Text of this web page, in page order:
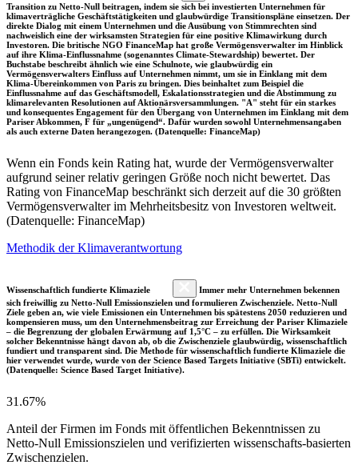
Transition zu Netto-Null beitragen, indem sie sich bei investierten Unternehmen für
klimaverträgliche Geschäftstätigkeiten und glaubwürdige Transitionspläne einsetzen. Der
direkte Dialog mit einem Unternehmen und die Ausübung von Stimmrechten sind
nachweislich eine der wirksamsten Strategien für eine positive Klimawirkung durch
Investoren. Die britische NGO FinanceMap hat große Vermögensverwalter im Hinblick
auf ihre Klima-Einflussnahme (sogenanntes Climate-Stewardship) bewertet. Der
Buchstabe beschreibt ähnlich wie eine Schulnote, wie glaubwürdig ein
Vermögensverwalters Einfluss auf Unternehmen nimmt, um sie in Einklang mit dem
Klima-Übereinkommen von Paris zu bringen. Dies beinhaltet zum Beispiel die
Einflussnahme auf das Geschäftsmodell, Eskalationsstrategien und die Abstimmung zu
klimarelevanten Resolutionen auf Aktionärsversammlungen. "A" steht für ein starkes
und konsequentes Engagement für den Übergang von Unternehmen im Einklang mit dem
Pariser Abkommen, F für „ungenügend“. Dafür wurden sowohl Unternehmensangaben
als auch externe Daten herangezogen. (Datenquelle: FinanceMap)
Wenn ein Fonds kein Rating hat, wurde der Vermögensverwalter
aufgrund seiner relativ geringen Größe noch nicht bewertet. Das
Rating von FinanceMap beschränkt sich derzeit auf die 30 größten
Vermögensverwalter im Mehrheitsbesitz von Investoren weltweit.
(Datenquelle: FinanceMap)
Methodik der Klimaverantwortung
Wissenschaftlich fundierte Klimaziele
Immer mehr Unternehmen bekennen
sich freiwillig zu Netto-Null Emissionszielen und formulieren Zwischenziele. Netto-Null
Ziele geben an, wie viele Emissionen ein Unternehmen bis spätestens 2050 reduzieren und
kompensieren muss, um den Unternehmensbeitrag zur Erreichung der Pariser Klimaziele
– die Begrenzung der globalen Erwärmung auf 1,5°C – zu erfüllen. Die Wirksamkeit
solcher Bekenntnisse hängt davon ab, ob die Zwischenziele glaubwürdig, wissenschaftlich
fundiert und transparent sind. Die Methode für wissenschaftlich fundierte Klimaziele die
hier verwendet wurde, wurde von der Science Based Targets Initiative (SBTi) entwickelt.
(Datenquelle: Science Based Target Initiative).
31.67%
Anteil der Firmen im Fonds mit öffentlichen Bekenntnissen zu
Netto-Null Emissionszielen und verifizierten wissenschafts-basierten
Zwischenzielen.